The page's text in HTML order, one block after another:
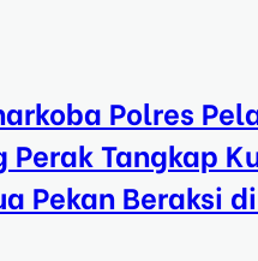
Polres
Perak Tangkap
Pekan Beraksi